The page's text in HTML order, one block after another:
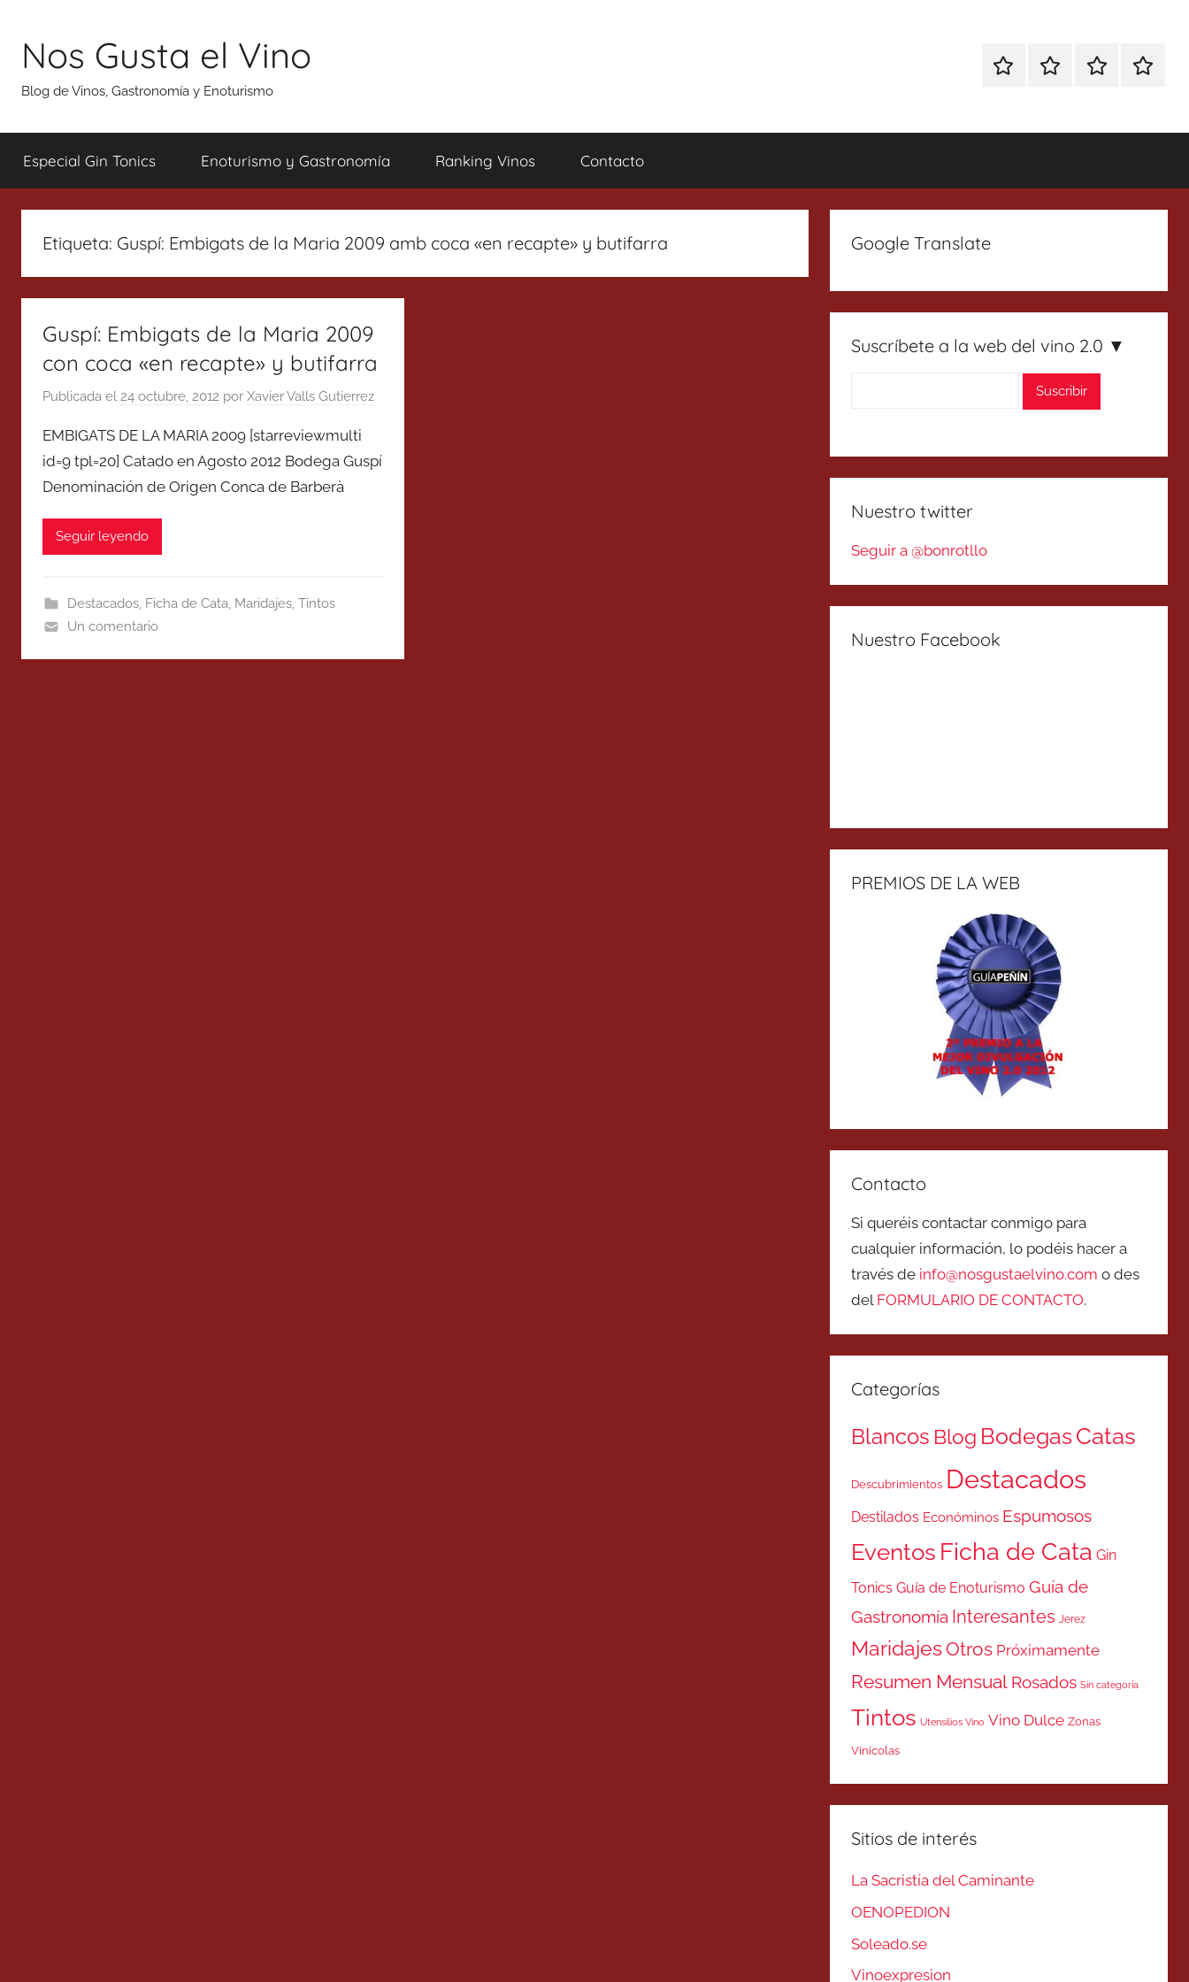
contenido
Nos Gusta el Vino
Blog de Vinos, Gastronomía y Enoturismo
EspecialEnoturismoRanking
Especial Gin Tonics Enoturismo y Gastronomía Ranking Vinos Contacto
Etiqueta: Guspí: Embigats de la Maria 2009 amb coca «en recapte» y butifarra
Guspí: Embigats de la Maria 2009
con coca «en recapte» y butifarra
Publicada el 24 octubre, 2012 por Xavier Valls Gutierrez
EMBIGATS DE LA MARIA 2009 [starreviewmulti
id=9 tpl=20] Catado en Agosto 2012 Bodega Guspí
Denominación de Origen Conca de Barberà
Seguir leyendo
Destacados, Ficha de Cata, Maridajes, Tintos
Un comentario
Google Translate
Suscríbete a la web del vino 2.0 ▼
Nuestro twitter
Seguir a @bonrotllo
Nuestro Facebook
PREMIOS DE LA WEB
Contacto
Si queréis contactar conmigo para
cualquier información, lo podéis hacer a
través de info@nosgustaelvino.com o des
del FORMULARIO DE CONTACTO.
Categorías
Blancos Blog BodegasCatas
Descubrimientos Destacados
Destilados Económinos Espumosos
Eventos Ficha de Cata Gin
Tonics Guía de Enoturismo Guía de
Gastronomía Interesantes Jerez
MaridajesOtros Próximamente
Resumen Mensual Rosados Sin categoría
Tintos Utensilios Vino Vino Dulce Zonas
Vinicolas
Sitios de interés
La Sacristía del Caminante
OENOPEDION
Soleado.se
Vinoexpresion